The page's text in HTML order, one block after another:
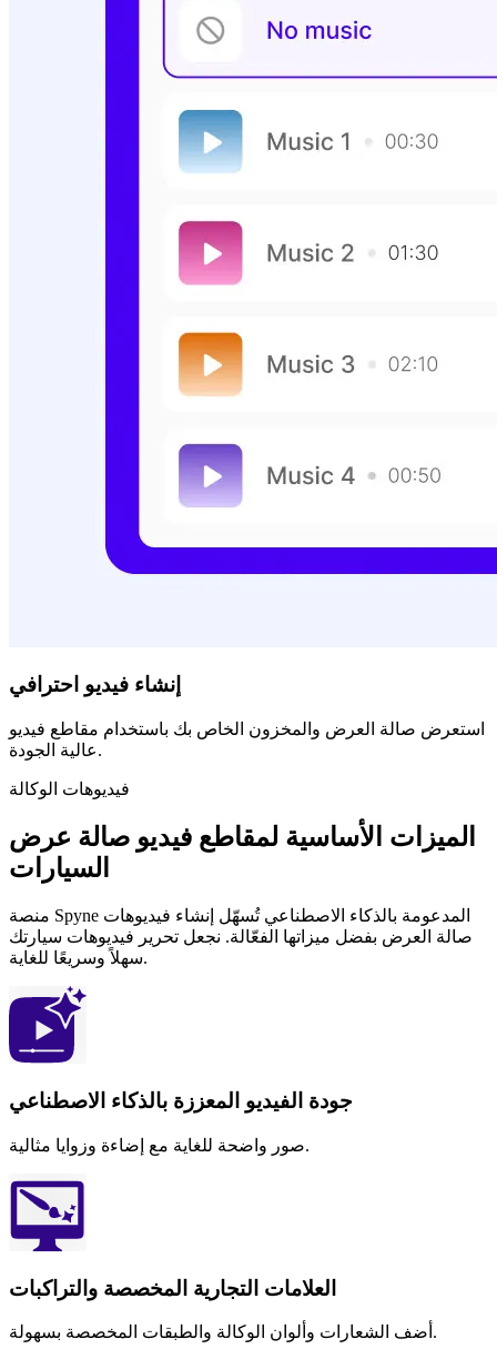
إنشاء فيديو احترافي
استعرض صالة العرض والمخزون الخاص بك باستخدام مقاطع فيديو
عالية الجودة.
فيديوهات الوكالة
الميزات الأساسية لمقاطع فيديو صالة عرض
السيارات
منصة Spyne المدعومة بالذكاء الاصطناعي تُسهّل إنشاء فيديوهات
صالة العرض بفضل ميزاتها الفعّالة. نجعل تحرير فيديوهات سيارتك
سهلاً وسريعًا للغاية.
جودة الفيديو المعززة بالذكاء الاصطناعي
صور واضحة للغاية مع إضاءة وزوايا مثالية.
العلامات التجارية المخصصة والتراكبات
أضف الشعارات وألوان الوكالة والطبقات المخصصة بسهولة.